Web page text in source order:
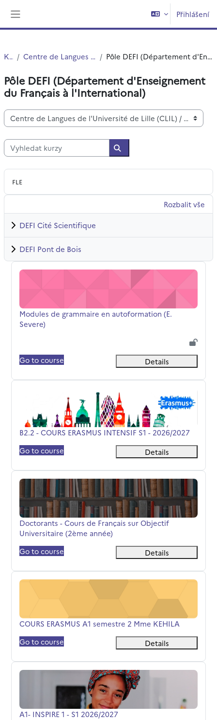
Přihlášení
Kurzy Centre de Langues de l'Université de Lille (CLIL) Pôle DEFI (Département d'Enseignement du Français à l'International)
Pôle DEFI (Département d'Enseignement
du Français à l'International)
Kategorie kurzů
Vyhledat kurzy
Vyhledat kurzy
FLE
Rozbalit vše
DEFI Cité Scientifique
DEFI Pont de Bois
Modules de grammaire en autoformation (E. Severe)
Název kurzu
Modules de grammaire en autoformation (E.
Severe)
Go to course Details
B2.2 - COURS ERASMUS INTENSIF S1 - 2026/2027
Název kurzu
B2.2 - COURS ERASMUS INTENSIF S1 - 2026/2027
Go to course
Details
Doctorants - Cours de Français sur Objectif Universitaire
Název kurzu
Doctorants - Cours de Français sur Objectif
Universitaire (2ème année)
Go to course
Details
COURS ERASMUS A1 semestre 2 Mme KEHILA
Název kurzu
COURS ERASMUS A1 semestre 2 Mme KEHILA
Go to course
Details
A1- INSPIRE 1 - S1 2026/2027
Název kurzu
A1- INSPIRE 1 - S1 2026/2027